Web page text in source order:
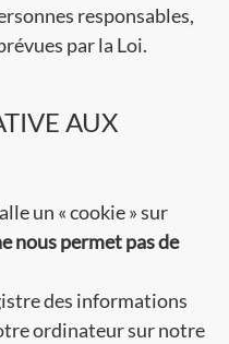
responsables,
par la Loi.
AUX
un « cookie » sur
nous permet pas de
des informations
ordinateur sur notre